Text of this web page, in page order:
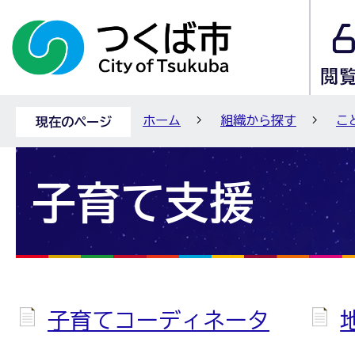
現在のページ ホーム 組織から探す こ
子育て支援
子育てコーディネータ